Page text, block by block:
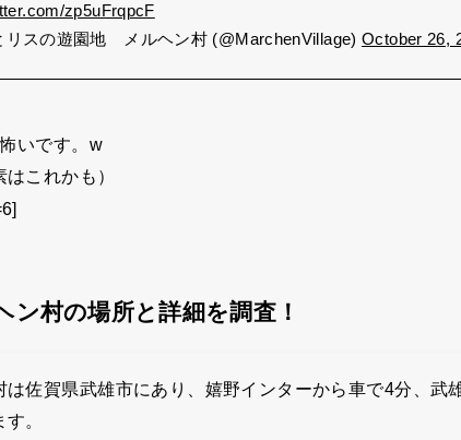
zp5uFrqpcF
スの遊園地 メルヘン村 (@MarchenVillage)October 26,
いです。w
はこれかも）
ン村の場所と詳細を調査！
は佐賀県武雄市にあり、嬉野インターから車で4分、武
。